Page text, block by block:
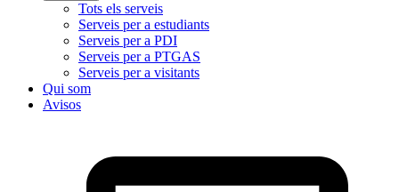
Tots els serveis
Serveis per a estudiants
Serveis per a PDI
Serveis per a PTGAS
Serveis per a visitants
Qui som
Avisos